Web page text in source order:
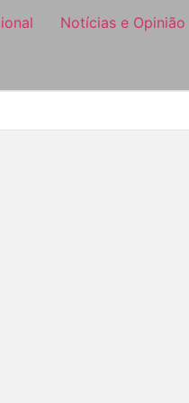
Notícias e Opinião